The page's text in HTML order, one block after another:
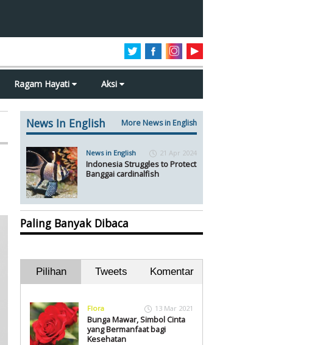
Ragam Hayati Aksi
News In English More News in English
News in English 21 Apr 2024
Indonesia Struggles to Protect
Banggai cardinalfish
Paling Banyak Dibaca
Pilihan Tweets Komentar
Flora 13 Mar 2021
Bunga Mawar, Simbol Cinta
yang Bermanfaat bagi
Kesehatan